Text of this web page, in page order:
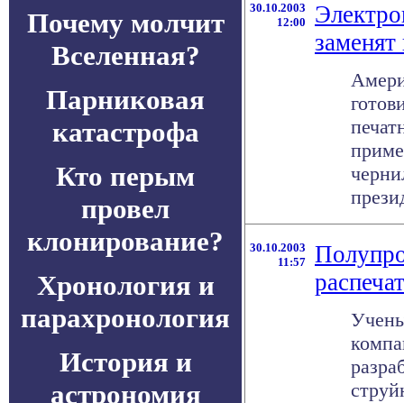
Почему молчит
Вселенная?
Парниковая
катастрофа
Кто перым
провел
клонирование?
Хронология и
парахронология
История и
астрономия
30.10.2003
12:00
30.10.2003
11:57